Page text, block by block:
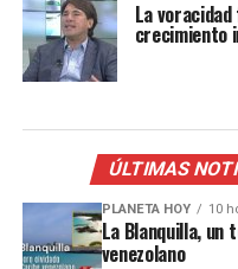
La
crecimiento
ÚLTIMAS
PLANETA HOY 10
La Blanquilla, un
venezolano